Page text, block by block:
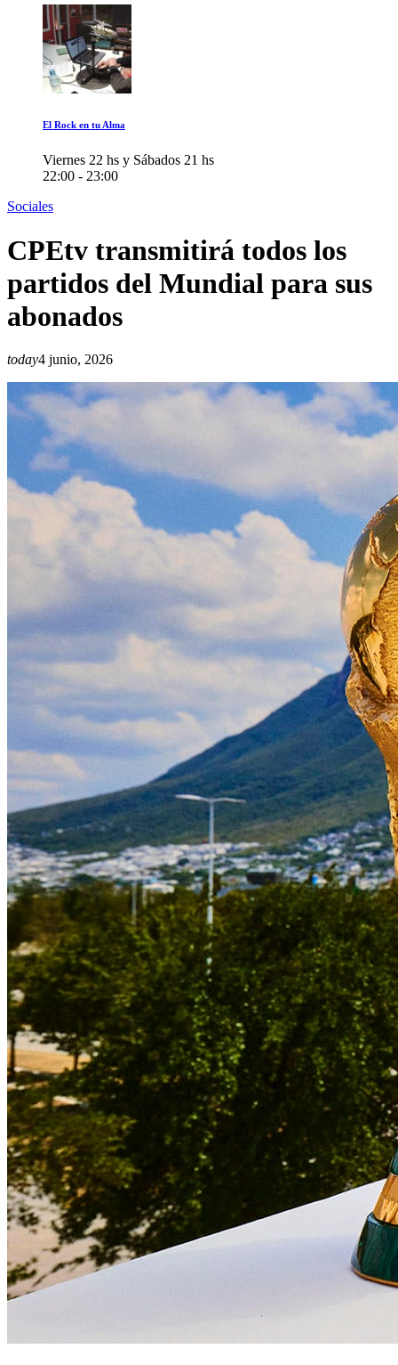
El Rock en tu Alma
Viernes 22 hs y Sábados 21 hs
22:00 - 23:00
Sociales
CPEtv transmitirá todos los
partidos del Mundial para sus
abonados
today4 junio, 2026